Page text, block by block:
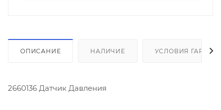
ОПИСАНИЕ НАЛИЧИЕ УСЛОВИЯ
2660136 Датчик Давления